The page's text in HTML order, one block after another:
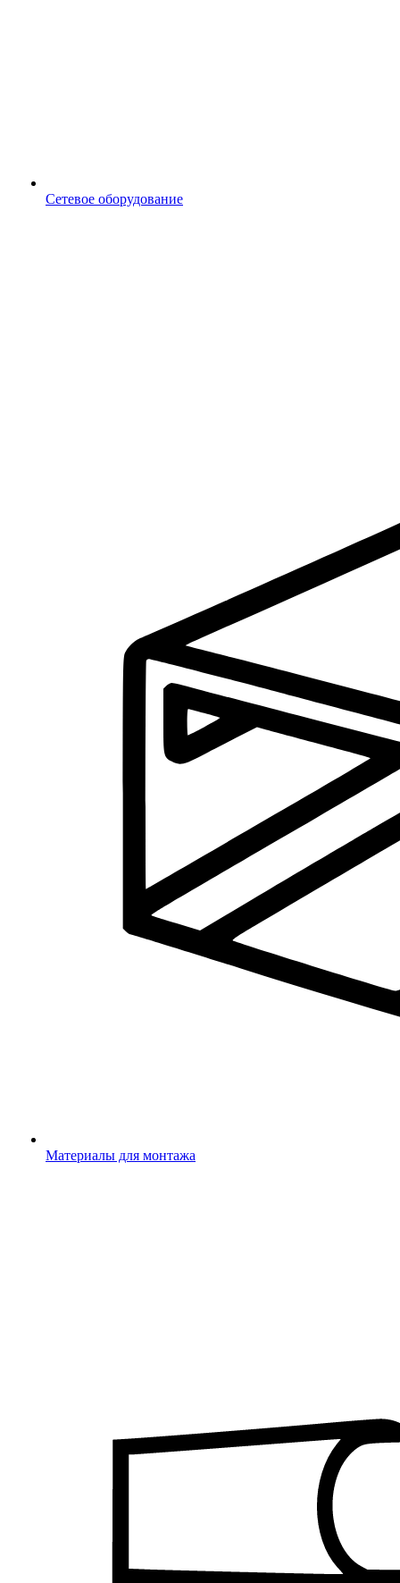
Сетевое оборудование
Материалы для монтажа